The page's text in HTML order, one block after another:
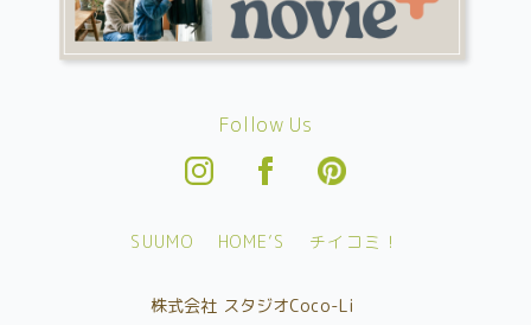
Follow Us
SUUMO HOME’S チイコミ！
株式会社 スタジオCoco-Li